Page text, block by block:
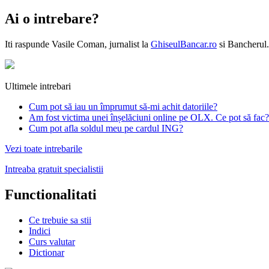
Ai o intrebare?
Iti raspunde Vasile Coman, jurnalist la GhiseulBancar.ro si
Ultimele intrebari
Cum pot să iau un împrumut să-mi achit datoriile?
Am fost victima unei înșelăciuni online pe OLX. Ce pot să fac?
Cum pot afla soldul meu pe cardul ING?
Vezi toate intrebarile
Intreaba gratuit specialistii
Functionalitati
Ce trebuie sa stii
Indici
Curs valutar
Dictionar